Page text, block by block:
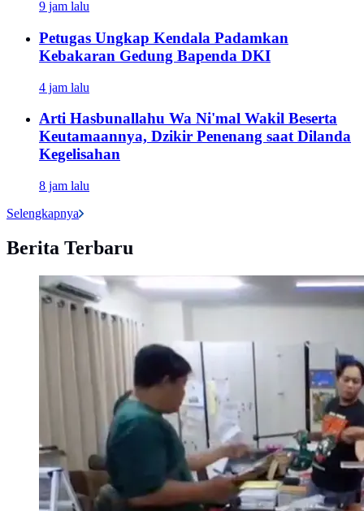
9 jam lalu
Petugas Ungkap Kendala Padamkan
Kebakaran Gedung Bapenda DKI
4 jam lalu
Arti Hasbunallahu Wa Ni'mal Wakil Beserta
Keutamaannya, Dzikir Penenang saat Dilanda
Kegelisahan
8 jam lalu
Selengkapnya
Berita Terbaru